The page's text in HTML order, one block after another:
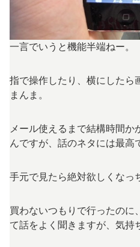
一言でいうと機能半端ねー。
指で操作したり、横にしたら
まんま。
メール使えるまで結構時間か
んですが、話のネタには最高
手元で見たら絶対欲しくなっ
買わないつもりで行ったのに
て話をよく聞きますが、気持